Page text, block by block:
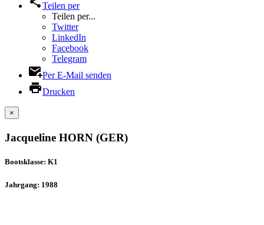
Teilen per
Teilen per...
Twitter
LinkedIn
Facebook
Telegram
Per E-Mail senden
Drucken
×
Jacqueline HORN (GER)
Bootsklasse: K1
Jahrgang: 1988